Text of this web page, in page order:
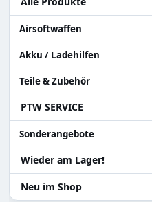
Airsoftwaffen
Alle Airsoftwaffen
Granatenwerfer
Sniper
Systema PTW
Akku / Ladehilfen
Alle Akku / Ladehilfen
Ladehilfen
Akku
Teile & Zubehör
Alle Teile & Zubehör
Zylinder Ersatzteile
Teile für Systema PTW
Gearbox / Teile Systema PTW
PTW SERVICE
Sonderangebote
Alle Sonderangebote
Abverkauf Sonderposten
Wieder am Lager!
Neu im Shop